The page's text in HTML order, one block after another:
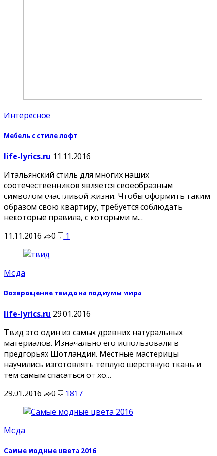
Интересное
Мебель с стиле лофт
life-lyrics.ru 11.11.2016
Итальянский стиль для многих наших
соотечественников является своеобразным
символом счастливой жизни. Чтобы оформить таким
образом свою квартиру, требуется соблюдать
некоторые правила, с которыми м…
11.11.2016
0 1
Мода
Возвращение твида на подиумы мира
life-lyrics.ru 29.01.2016
Твид это один из самых древних натуральных
материалов. Изначально его использовали в
предгорьях Шотландии. Местные мастерицы
научились изготовлять теплую шерстяную ткань и
тем самым спасаться от хо…
29.01.2016
0 1817
Мода
Самые модные цвета 2016